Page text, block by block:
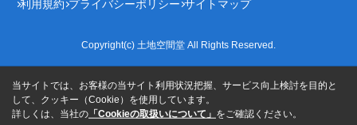
利用規約 プライバシーポリシー サイトマップ
Copyright(c) 土地空間堂 All Rights Reserved.
当サイトでは、お客様の当サイト利用状況把握、サービス向上検討を目的と
して、クッキー（Cookie）を使用しています。
詳しくは、当社の 「Cookieの取扱いについて」 をご確認ください。